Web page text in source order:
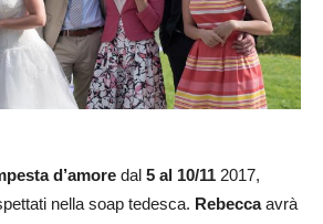
d’amore dal 5 al 10/11 2017,
nella soap tedesca. Rebeccaavrà